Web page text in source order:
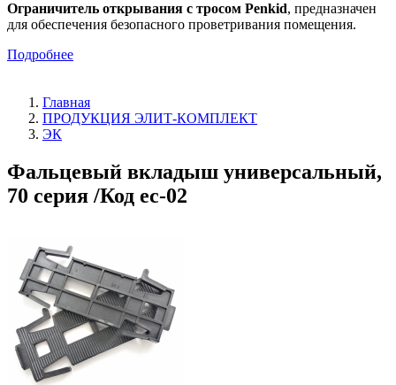
Ограничитель открывания с тросом Penkid, предназначен
для обеспечения безопасного проветривания помещения.
Подробнее
Главная
ПРОДУКЦИЯ ЭЛИТ-КОМПЛЕКТ
ЭК
Фальцевый вкладыш универсальный,
70 серия /Код ec-02